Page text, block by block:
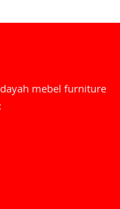
mebel furniture